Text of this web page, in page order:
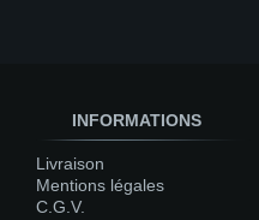
INFORMATIONS
Livraison
Mentions légales
C.G.V.